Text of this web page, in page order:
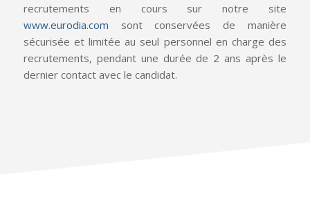
recrutements en cours sur notre site
www.eurodia.com sont conservées de manière
sécurisée et limitée au seul personnel en charge des
recrutements, pendant une durée de 2 ans après le
dernier contact avec le candidat.